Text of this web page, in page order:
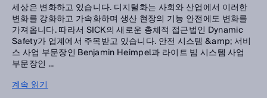
세상은 변화하고 있습니다. 디지털화는 사회와 산업에서 이러한
변화를 강화하고 가속화하며 생산 현장의 기능 안전에도 변화를
가져옵니다. 따라서 SICK의 새로운 총체적 접근법인 Dynamic
Safety가 업계에서 주목받고 있습니다. 안전 시스템 &amp; 서비
스 사업 부문장인 Benjamin Heimpel과 라이트 빔 시스템 사업
부문장인 ...
계속 읽기